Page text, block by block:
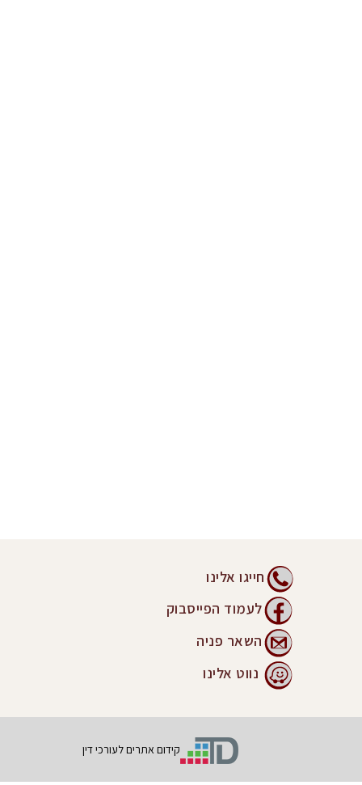
חייגו אלינו
לעמוד הפייסבוק
השאר פניה
נווט אלינו
קידום אתרים לעורכי דין